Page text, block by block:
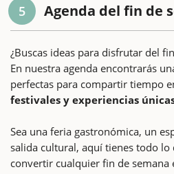
5 Agenda del fin de
¿Buscas ideas para disfrutar del
En nuestra agenda encontrarás
perfectas para compartir tiempo
festivales y experiencias
Sea una feria gastronómica, un
salida cultural, aquí tienes todo lo
convertir cualquier fin de semana